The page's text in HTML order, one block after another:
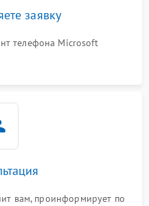
заявку
телефона Microsoft
вам, проинформирует по